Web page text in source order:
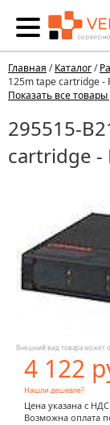
Главная /Каталог/
125m tape cartridge -
Показать все
295515-
cartridge -
Внешний вид товара может
4 122
Нашли дешевле?
Цена указана с НДС
Возможна оплата